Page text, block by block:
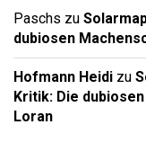
Paschs zu
dubiosen
Hofmann Heidi zu
Kritik: Die
Loran